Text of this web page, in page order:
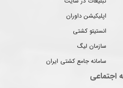
اپلیکیشن داوران
انستیتو کشتی
سازمان لیگ
سامانه جامع کشتی ایران
اجتماعی